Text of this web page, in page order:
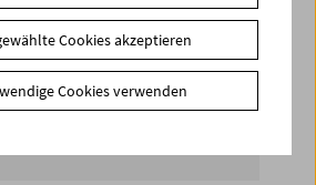
Cookies akzeptieren
Cookies verwenden